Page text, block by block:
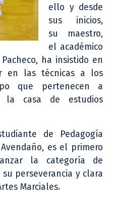
ello y desde
sus inicios,
su maestro,
el académico
ha insistido en
en las técnicas a los
que pertenecen a
la casa de estudios
de Pedagogía
es el primero
la categoría de
perseverancia y clara
Marciales.